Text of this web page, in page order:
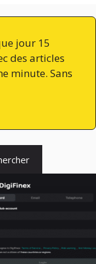
jour 15
des articles
minute. Sans